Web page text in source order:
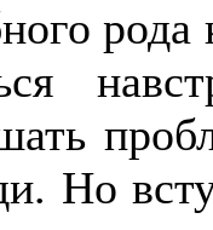
рода
Но